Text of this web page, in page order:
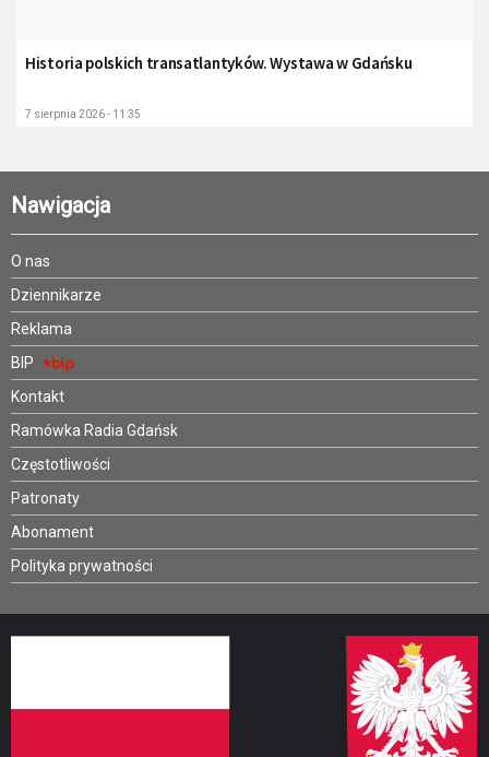
Historia polskich transatlantyków. Wystawa w Gdańsku
7 sierpnia 2026 - 11:35
Nawigacja
O nas
Dziennikarze
Reklama
BIP
Kontakt
Ramówka Radia Gdańsk
Częstotliwości
Patronaty
Abonament
Polityka prywatności